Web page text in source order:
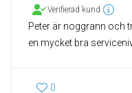
Verifierad kund
Peter är noggrann och
en mycket bra
0